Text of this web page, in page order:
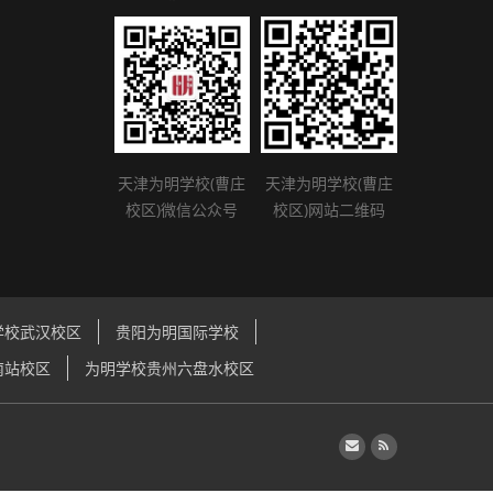
天津为明学校(曹庄
校区)微信公众号
天津为明学校(曹庄
校区)网站二维码
武汉校区
贵阳为明国际学校
校区
为明学校贵州六盘水校区